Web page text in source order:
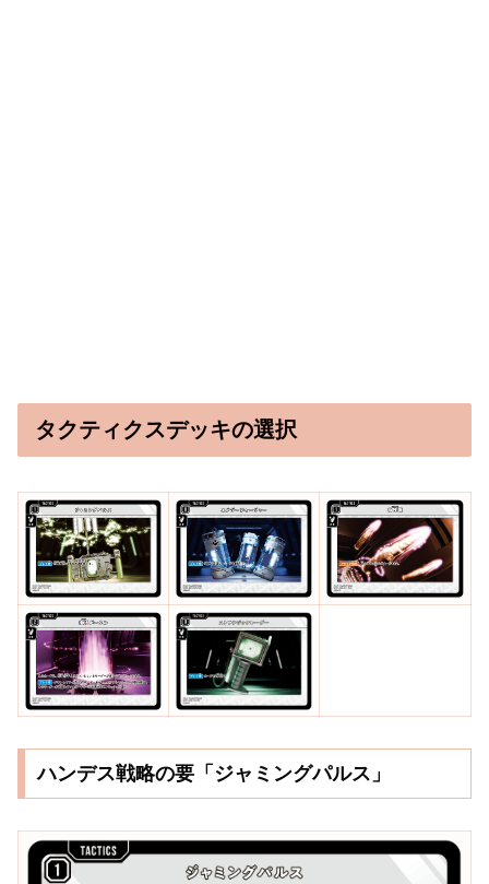
タクティクスデッキの選択
ハンデス戦略の要「ジャミングパルス」